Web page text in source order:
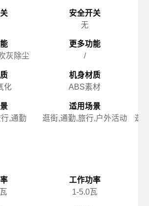
灰除尘
化
,通勤
安全开关
无
更多功能
/
机身材质
ABS素材
适用场景
逛街,通勤,旅行,户外活动
工作功率
1-5.0瓦
逛